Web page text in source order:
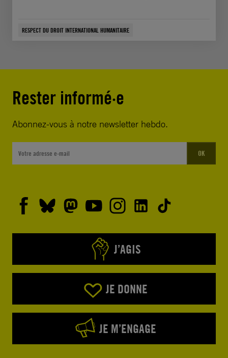
RESPECT DU DROIT INTERNATIONAL HUMANITAIRE
Rester informé·e
Abonnez-vous à notre newsletter hebdo.
OK
J’AGIS
JE DONNE
JE M’ENGAGE